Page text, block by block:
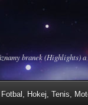
branek (Highlights) a
Hokej, Tenis,